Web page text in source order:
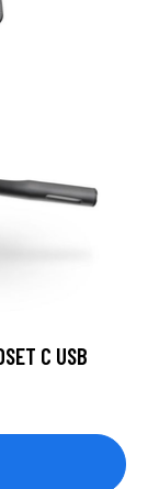
C USB